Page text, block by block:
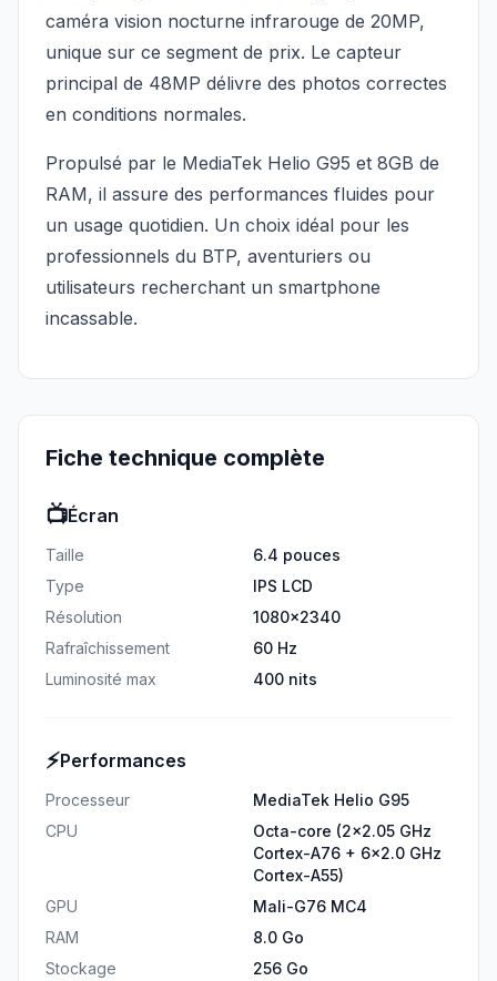
caméra vision nocturne infrarouge de 20MP,
unique sur ce segment de prix. Le capteur
principal de 48MP délivre des photos correctes
en conditions normales.
Propulsé par le MediaTek Helio G95 et 8GB de
RAM, il assure des performances fluides pour
un usage quotidien. Un choix idéal pour les
professionnels du BTP, aventuriers ou
utilisateurs recherchant un smartphone
incassable.
Fiche technique complète
📺Écran
Taille
6.4 pouces
Type
IPS LCD
Résolution
1080x2340
Rafraîchissement
60 Hz
Luminosité max
400 nits
⚡Performances
Processeur
MediaTek Helio G95
CPU
Octa-core (2x2.05 GHz
Cortex-A76 + 6x2.0 GHz
Cortex-A55)
GPU
Mali-G76 MC4
RAM
8.0 Go
Stockage
256 Go